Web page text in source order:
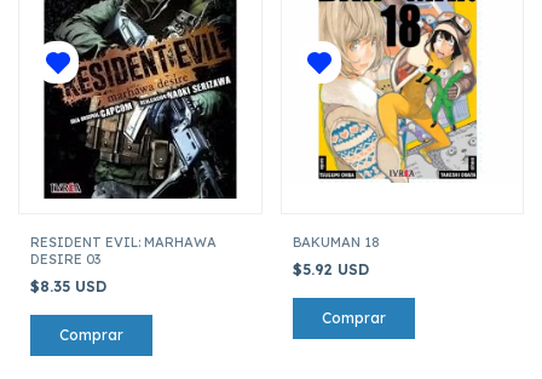
RESIDENT EVIL: MARHAWA
DESIRE 03
$8.35 USD
BAKUMAN 18
$5.92 USD